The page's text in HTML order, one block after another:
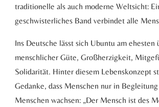
traditionelle als auch moderne Weltsicht:
geschwisterliches Band verbindet alle
Ins Deutsche lässt sich Ubuntu am ehesten
menschlicher Güte, Großherzigkeit,
Solidarität. Hinter diesem Lebenskonzept
Gedanke, dass Menschen nur in
Menschen wachsen: „Der Mensch ist des